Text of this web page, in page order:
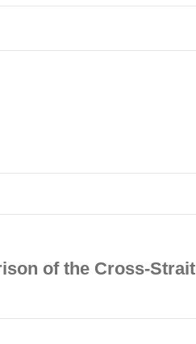
of the Cross-Strait